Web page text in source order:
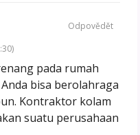
pada rumah
bisa berolahraga
Kontraktor kolam
suatu perusahaan
Odpovědět